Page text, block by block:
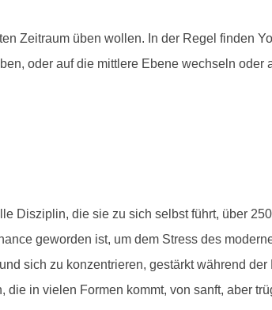
Zeitraum üben wollen. In der Regel finden
oder auf die mittlere Ebene wechseln oder
Disziplin, die sie zu sich selbst führt, über
geworden ist, um dem Stress des
sich zu konzentrieren, gestärkt während der
in vielen Formen kommt, von sanft, aber